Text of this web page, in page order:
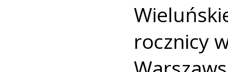
rocznicy